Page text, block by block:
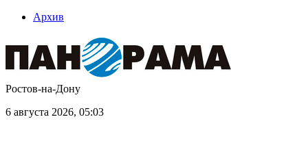
Архив
Ростов-на-Дону
6 августа 2026, 05:03